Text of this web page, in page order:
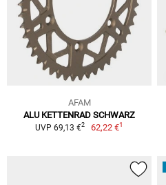
AFAM
ALU KETTENRAD SCHWARZ
UVP 69,13 €2 62,22 €1